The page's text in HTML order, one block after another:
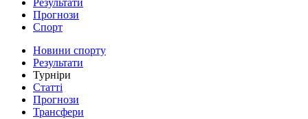
Результати
Прогнози
Спорт
Новини спорту
Результати
Турніри
Статті
Прогнози
Трансфери